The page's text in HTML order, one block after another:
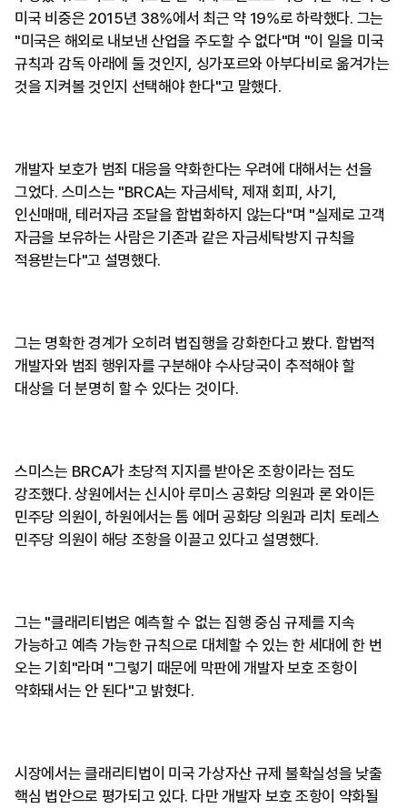
미국 비중은 2015년 38%에서 최근 약 19%로 하락했다. 그는
"미국은 해외로 내보낸 산업을 주도할 수 없다"며 "이 일을 미국
규칙과 감독 아래에 둘 것인지, 싱가포르와 아부다비로 옮겨가는
것을 지켜볼 것인지 선택해야 한다"고 말했다.
개발자 보호가 범죄 대응을 약화한다는 우려에 대해서는 선을
그었다. 스미스는 "BRCA는 자금세탁, 제재 회피, 사기,
인신매매, 테러자금 조달을 합법화하지 않는다"며 "실제로 고객
자금을 보유하는 사람은 기존과 같은 자금세탁방지 규칙을
적용받는다"고 설명했다.
그는 명확한 경계가 오히려 법집행을 강화한다고 봤다. 합법적
개발자와 범죄 행위자를 구분해야 수사당국이 추적해야 할
대상을 더 분명히 할 수 있다는 것이다.
스미스는 BRCA가 초당적 지지를 받아온 조항이라는 점도
강조했다. 상원에서는 신시아 루미스 공화당 의원과 론 와이든
민주당 의원이, 하원에서는 톰 에머 공화당 의원과 리치 토레스
민주당 의원이 해당 조항을 이끌고 있다고 설명했다.
그는 "클래리티법은 예측할 수 없는 집행 중심 규제를 지속
가능하고 예측 가능한 규칙으로 대체할 수 있는 한 세대에 한 번
오는 기회"라며 "그렇기 때문에 막판에 개발자 보호 조항이
약화돼서는 안 된다"고 밝혔다.
시장에서는 클래리티법이 미국 가상자산 규제 불확실성을 낮출
핵심 법안으로 평가되고 있다. 다만 개발자 보호 조항이 약화될